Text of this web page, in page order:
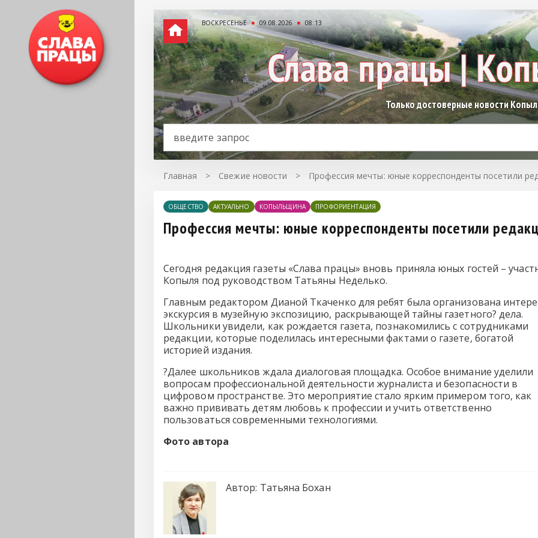
ВОСКРЕСЕНЬЕ 09.08.2026 08:13
Только достоверные новости
Главная > Свежие новости > Профессия мечты: юные корреспонденты посетили
ОБЩЕСТВО АКТУАЛЬНО КОПЫЛЬЩИНА ПРОФОРИЕНТАЦИЯ
Профессия мечты: юные корреспонденты посетили
Сегодня редакция газеты «Слава працы» вновь приняла юных гостей –
Копыля под руководством Татьяны Неделько.
Главным редактором Дианой Ткаченко для ребят была организована
экскурсия в музейную экспозицию, раскрывающей тайны газетного? дела.
Школьники увидели, как рождается газета, познакомились с сотрудниками
редакции, которые поделилась интересными фактами о газете, богатой
историей издания.
?Далее школьников ждала диалоговая площадка. Особое внимание уделили
вопросам профессиональной деятельности журналиста и безопасности в
цифровом пространстве. Это мероприятие стало ярким примером того, как
важно прививать детям любовь к профессии и учить ответственно
пользоваться современными технологиями.
Фото автора
Автор: Татьяна Бохан